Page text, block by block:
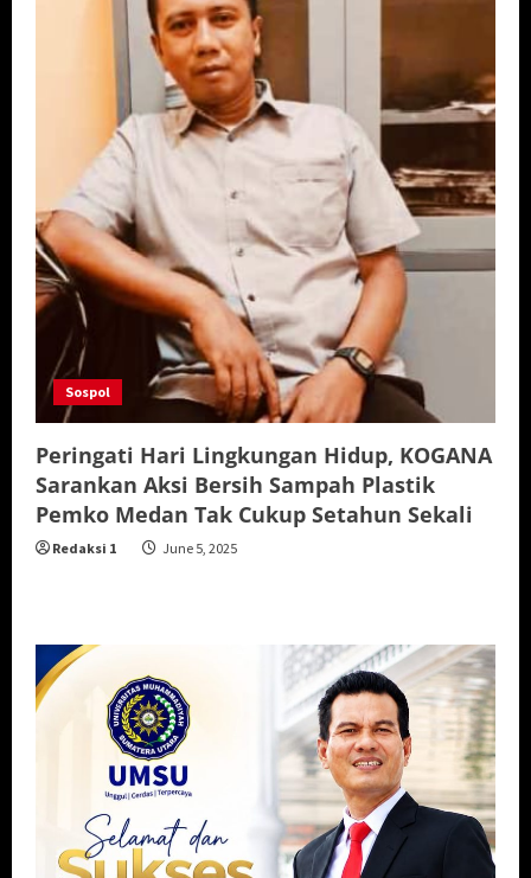
Sospol
Peringati Hari Lingkungan Hidup, KOGANA
Sarankan Aksi Bersih Sampah Plastik
Pemko Medan Tak Cukup Setahun Sekali
Redaksi 1 June 5, 2025